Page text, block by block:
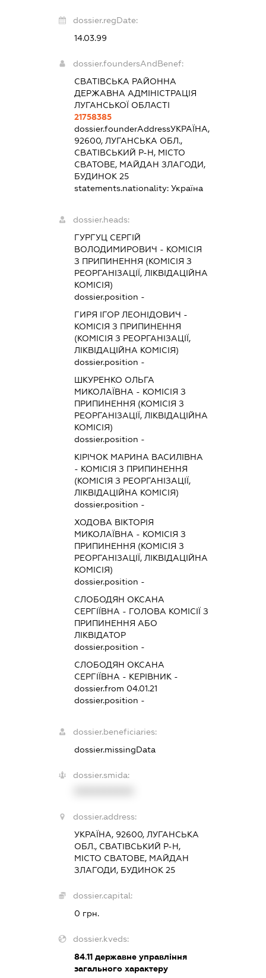
dossier.regDate:
14.03.99
dossier.foundersAndBenef:
СВАТІВСЬКА РАЙОННА
ДЕРЖАВНА АДМІНІСТРАЦІЯ
ЛУГАНСЬКОЇ ОБЛАСТІ
21758385
dossier.founderAddressУКРАЇНА,
92600, ЛУГАНСЬКА ОБЛ.,
СВАТІВСЬКИЙ Р-Н, МІСТО
СВАТОВЕ, МАЙДАН ЗЛАГОДИ,
БУДИНОК 25
statements.nationality: Україна
dossier.heads:
ГУРГУЦ СЕРГІЙ
ВОЛОДИМИРОВИЧ - КОМІСІЯ
З ПРИПИНЕННЯ (КОМІСІЯ З
РЕОРГАНІЗАЦІЇ, ЛІКВІДАЦІЙНА
КОМІСІЯ)
dossier.position -
ГИРЯ ІГОР ЛЕОНІДОВИЧ -
КОМІСІЯ З ПРИПИНЕННЯ
(КОМІСІЯ З РЕОРГАНІЗАЦІЇ,
ЛІКВІДАЦІЙНА КОМІСІЯ)
dossier.position -
ШКУРЕНКО ОЛЬГА
МИКОЛАЇВНА - КОМІСІЯ З
ПРИПИНЕННЯ (КОМІСІЯ З
РЕОРГАНІЗАЦІЇ, ЛІКВІДАЦІЙНА
КОМІСІЯ)
dossier.position -
КІРІЧОК МАРИНА ВАСИЛІВНА
- КОМІСІЯ З ПРИПИНЕННЯ
(КОМІСІЯ З РЕОРГАНІЗАЦІЇ,
ЛІКВІДАЦІЙНА КОМІСІЯ)
dossier.position -
ХОДОВА ВІКТОРІЯ
МИКОЛАЇВНА - КОМІСІЯ З
ПРИПИНЕННЯ (КОМІСІЯ З
РЕОРГАНІЗАЦІЇ, ЛІКВІДАЦІЙНА
КОМІСІЯ)
dossier.position -
СЛОБОДЯН ОКСАНА
СЕРГІЇВНА - ГОЛОВА КОМІСІЇ З
ПРИПИНЕННЯ АБО
ЛІКВІДАТОР
dossier.position -
СЛОБОДЯН ОКСАНА
СЕРГІЇВНА - КЕРІВНИК -
dossier.from 04.01.21
dossier.position -
dossier.beneficiaries:
dossier.missingData
dossier.smida:
dossier.address:
УКРАЇНА, 92600, ЛУГАНСЬКА
ОБЛ., СВАТІВСЬКИЙ Р-Н,
МІСТО СВАТОВЕ, МАЙДАН
ЗЛАГОДИ, БУДИНОК 25
dossier.capital:
0 грн.
dossier.kveds:
84.11державне управління
загального характеру